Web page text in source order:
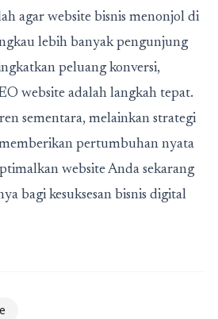
agar website bisnis menonjol di
lebih banyak pengunjung
peluang konversi,
website adalah langkah tepat.
sementara, melainkan strategi
pertumbuhan nyata
website Anda sekarang
bagi kesuksesan bisnis digital